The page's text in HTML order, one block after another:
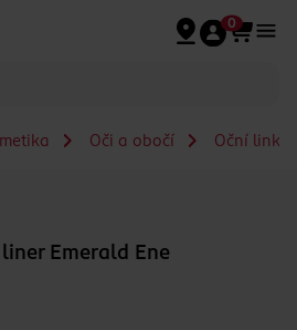
0
Oči a obočí Oční linky
Emerald Ene